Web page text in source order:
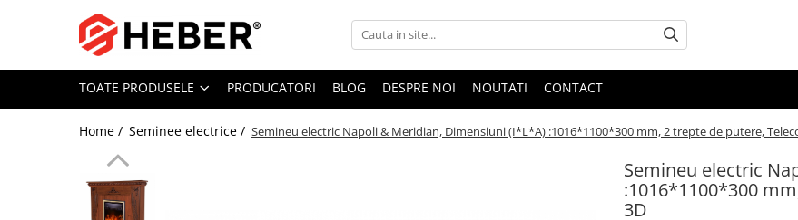
Toate Produsele
Mixere cu bol
Pompe submersibile
TOATE PRODUSELE PRODUCATORI BLOG DESPRE NOI NOUTATI CONTACT
Home / Seminee electrice / Semineu electric Napoli & Meridian, Dimensiuni (I*L*A) :1016*1100*300 mm, 2 trepte de putere,
Semineu electric
:1016*1100*300
3D